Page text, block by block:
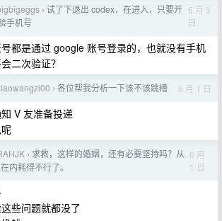
› 试了下退出 codex，在进入，只要开
手机号
6 月 3
日
都是通过 google 账号登录的，也就没有手机
二次验证？
› 各位帮我分析一下该不该跳槽 6 月 1 日
V 友准备投递
› 求救，这样的婚姻，还有必要坚持吗？从
内耗得不行了。
6 月
1 日
些问题就都没了